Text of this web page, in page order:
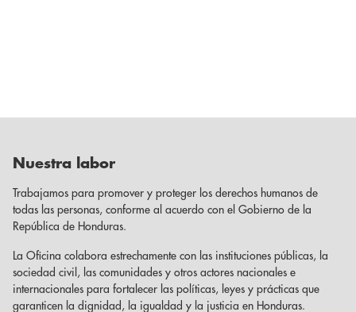
Nuestra labor
Trabajamos para promover y proteger los derechos humanos de
todas las personas, conforme al acuerdo con el Gobierno de la
República de Honduras.
La Oficina colabora estrechamente con las instituciones públicas, la
sociedad civil, las comunidades y otros actores nacionales e
internacionales para fortalecer las políticas, leyes y prácticas que
garanticen la dignidad, la igualdad y la justicia en Honduras.